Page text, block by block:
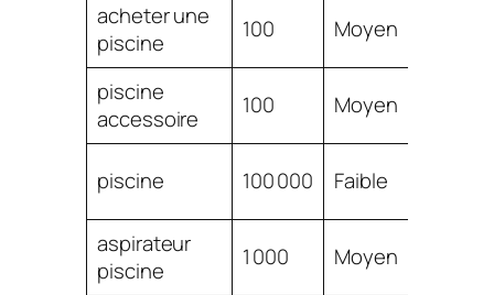
acheter une
piscine
100 Moyen
piscine
accessoire
100 Moyen
piscine 100 000 Faible
aspirateur
piscine
1 000 Moyen